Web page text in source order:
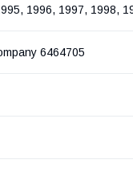
1996, 1997, 1998,
6464705